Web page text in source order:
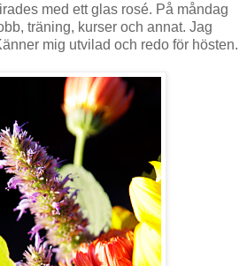
med ett glas rosé. På måndag
träning, kurser och annat. Jag
mig utvilad och redo för hösten.